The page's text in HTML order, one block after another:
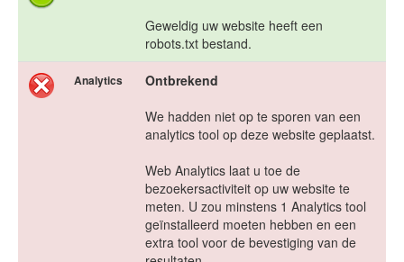
Geweldig uw website heeft een
robots.txt bestand.
Analytics
Ontbrekend
We hadden niet op te sporen van een
analytics tool op deze website geplaatst.
Web Analytics laat u toe de
bezoekersactiviteit op uw website te
meten. U zou minstens 1 Analytics tool
geïnstalleerd moeten hebben en een
extra tool voor de bevestiging van de